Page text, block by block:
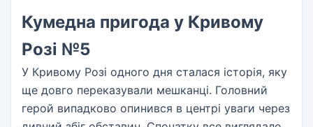
Кумедна пригода у Кривому
Розі №5
У Кривому Розі одного дня сталася історія, яку
ще довго переказували мешканці. Головний
герой випадково опинився в центрі уваги через